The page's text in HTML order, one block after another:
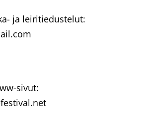
ja leiritiedustelut:
sivut: